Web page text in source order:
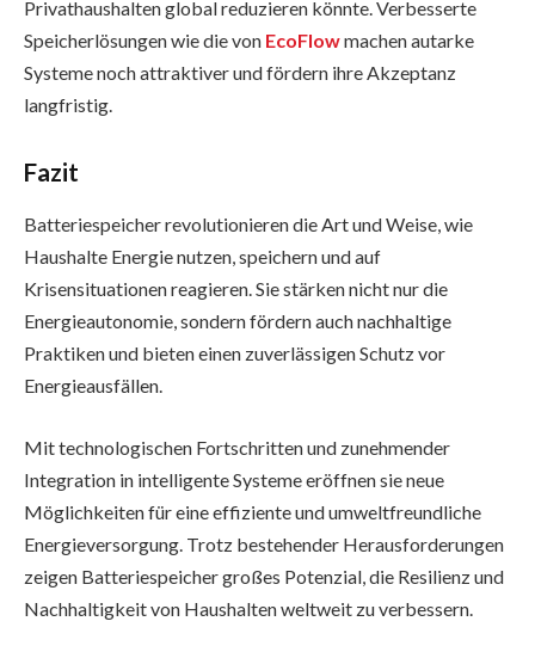
Privathaushalten global reduzieren könnte. Verbesserte
Speicherlösungen wie die von EcoFlowmachen autarke
Systeme noch attraktiver und fördern ihre Akzeptanz
langfristig.
Fazit
Batteriespeicher revolutionieren die Art und Weise, wie
Haushalte Energie nutzen, speichern und auf
Krisensituationen reagieren. Sie stärken nicht nur die
Energieautonomie, sondern fördern auch nachhaltige
Praktiken und bieten einen zuverlässigen Schutz vor
Energieausfällen.
Mit technologischen Fortschritten und zunehmender
Integration in intelligente Systeme eröffnen sie neue
Möglichkeiten für eine effiziente und umweltfreundliche
Energieversorgung. Trotz bestehender Herausforderungen
zeigen Batteriespeicher großes Potenzial, die Resilienz und
Nachhaltigkeit von Haushalten weltweit zu verbessern.